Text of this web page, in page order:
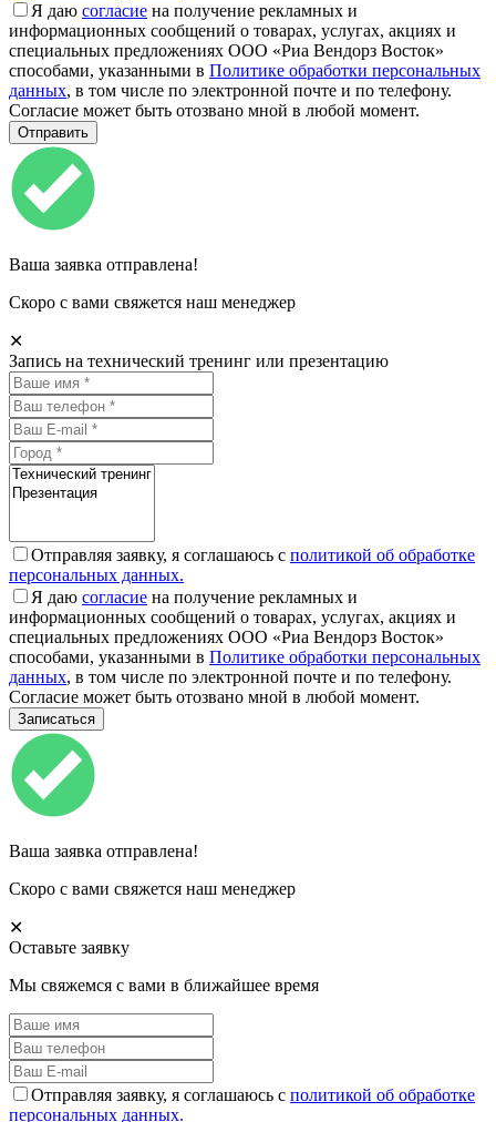
Я даю согласие на получение рекламных и
информационных сообщений о товарах, услугах, акциях и
специальных предложениях ООО «Риа Вендорз Восток»
способами, указанными в Политике обработки персональных
данных, в том числе по электронной почте и по телефону.
Согласие может быть отозвано мной в любой момент.
Ваша заявка отправлена!
Скоро с вами свяжется наш менеджер
✕
Запись на технический тренинг или презентацию
Отправляя заявку, я соглашаюсь с политикой об обработке
персональных данных.
Я даю согласие на получение рекламных и
информационных сообщений о товарах, услугах, акциях и
специальных предложениях ООО «Риа Вендорз Восток»
способами, указанными в Политике обработки персональных
данных, в том числе по электронной почте и по телефону.
Согласие может быть отозвано мной в любой момент.
Ваша заявка отправлена!
Скоро с вами свяжется наш менеджер
✕
Оставьте заявку
Мы свяжемся с вами в ближайшее время
Отправляя заявку, я соглашаюсь с политикой об обработке
персональных данных.